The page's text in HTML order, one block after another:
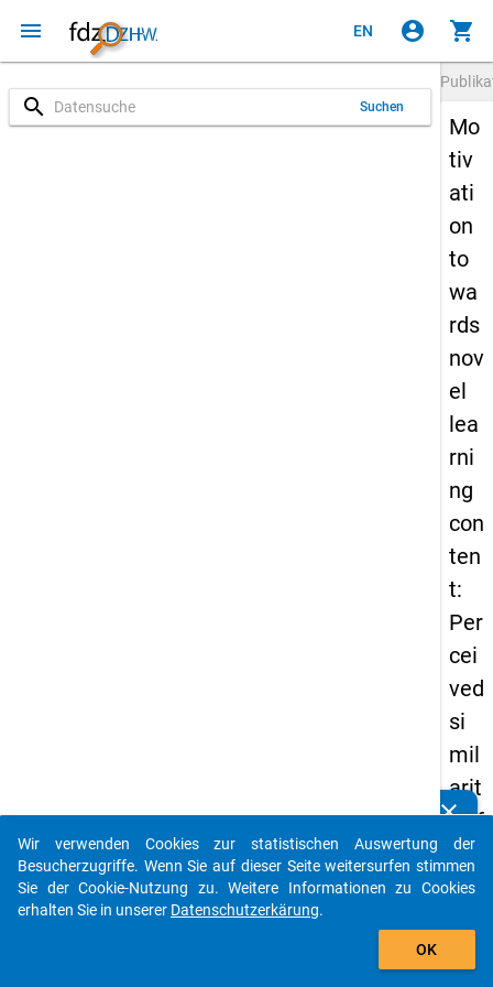
menu EN account_circle shopping_cart
search Suchen
Mo
tiv
ati
on
to
wa
rds
nov
el
lea
rni
ng
con
ten
t:
Per
cei
ved
si
mil
arit
y of
lea
rni
clear
Kennen Sie Publikationen, die auf Basis unserer
Datenpakete entstanden sind? Dann teilen Sie uns diese
bitte mit...
auto_stories
Wir verwenden Cookies zur statistischen Auswertung der
Besucherzugriffe. Wenn Sie auf dieser Seite weitersurfen stimmen
Sie der Cookie-Nutzung zu. Weitere Informationen zu Cookies
erhalten Sie in unserer Datenschutzerkärung.
OK